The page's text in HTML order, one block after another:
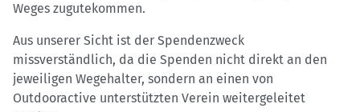
Weges zugutekommen.
Aus unserer Sicht ist der Spendenzweck
missverständlich, da die Spenden nicht direkt an den
jeweiligen Wegehalter, sondern an einen von
Outdooractive unterstützten Verein weitergeleitet